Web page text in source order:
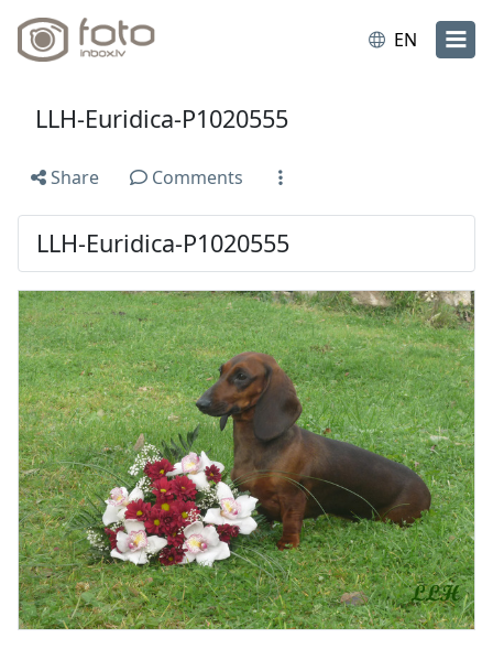
EN
LLH-Euridica-P1020555
Share Comments
LLH-Euridica-P1020555